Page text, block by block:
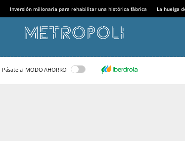
Inversión millonaria para rehabilitar una histórica fábrica La huelga
Pásate al MODO AHORRO